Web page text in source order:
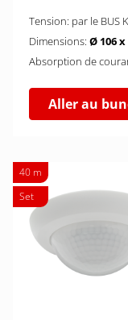
Tension: par le
Dimensions: Ø 106 x
Aller au
40 m
Set